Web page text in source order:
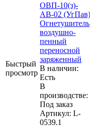
Быстрый
просмотр
ОВП-10(з)-
АВ-02 (УгПав)
Огнетушитель
воздушно-
пенный
переносной
заряженный
В наличии:
Eсть
В
производстве:
Под заказ
Артикул: L-
0539.1